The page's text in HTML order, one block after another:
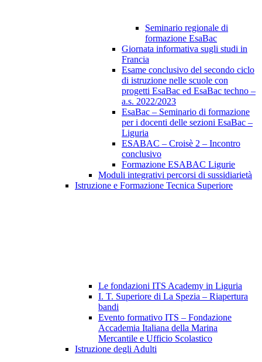
Seminario regionale di
formazione EsaBac
Giornata informativa sugli studi in
Francia
Esame conclusivo del secondo ciclo
di istruzione nelle scuole con
progetti EsaBac ed EsaBac techno –
a.s. 2022/2023
EsaBac – Seminario di formazione
per i docenti delle sezioni EsaBac –
Liguria
ESABAC – Croisè 2 – Incontro
conclusivo
Formazione ESABAC Ligurie
Moduli integrativi percorsi di sussidiarietà
Istruzione e Formazione Tecnica Superiore
Le fondazioni ITS Academy in Liguria
I. T. Superiore di La Spezia – Riapertura
bandi
Evento formativo ITS – Fondazione
Accademia Italiana della Marina
Mercantile e Ufficio Scolastico
Istruzione degli Adulti